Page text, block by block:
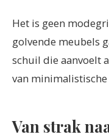
Het is geen
golvende meubels
schuil die aanvoelt
van minimalistische
Van strak